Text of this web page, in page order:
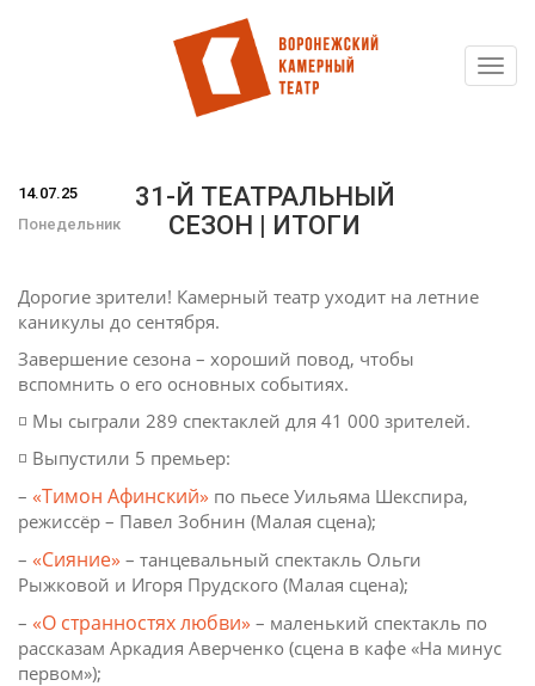
14.07.25
Понедельник
31-Й ТЕАТРАЛЬНЫЙ
СЕЗОН | ИТОГИ
Дорогие зрители! Камерный театр уходит на летние
каникулы до сентября.
Завершение сезона – хороший повод, чтобы
вспомнить о его основных событиях.
◽️ Мы сыграли 289 спектаклей для 41 000 зрителей.
◽️ Выпустили 5 премьер:
– «Тимон Афинский» по пьесе Уильяма Шекспира,
режиссёр – Павел Зобнин (Малая сцена);
– «Сияние» – танцевальный спектакль Ольги
Рыжковой и Игоря Прудского (Малая сцена);
– «О странностях любви» – маленький спектакль по
рассказам Аркадия Аверченко (сцена в кафе «На минус
первом»);